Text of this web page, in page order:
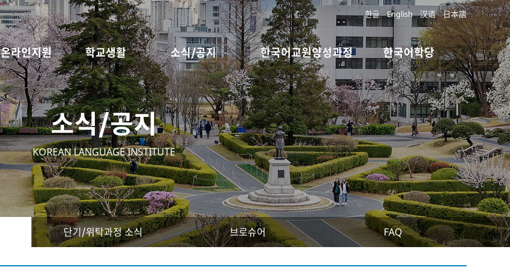
한글 English 汉语 日本語
온라인지원 학교생활 소식/공지 한국어교원양성과정 한국어학당
소식/공지
KOREAN LANGUAGE INSTITUTE
단기/위탁과정 소식 브로슈어 FAQ